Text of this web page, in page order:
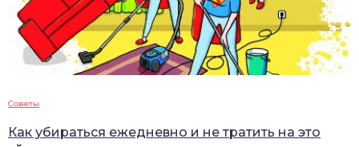
Советы
Как убираться ежедневно и не тратить на это